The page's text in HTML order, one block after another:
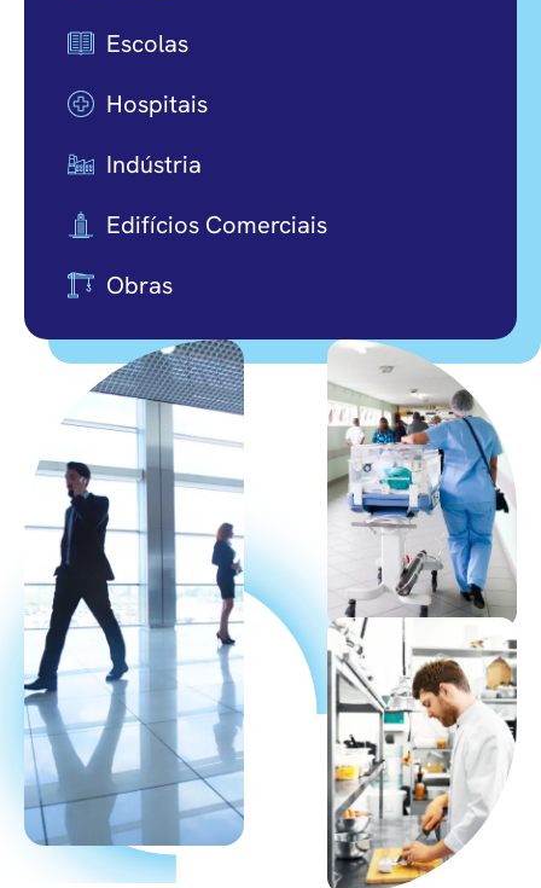
Escolas
Hospitais
Indústria
Edifícios Comerciais
Obras